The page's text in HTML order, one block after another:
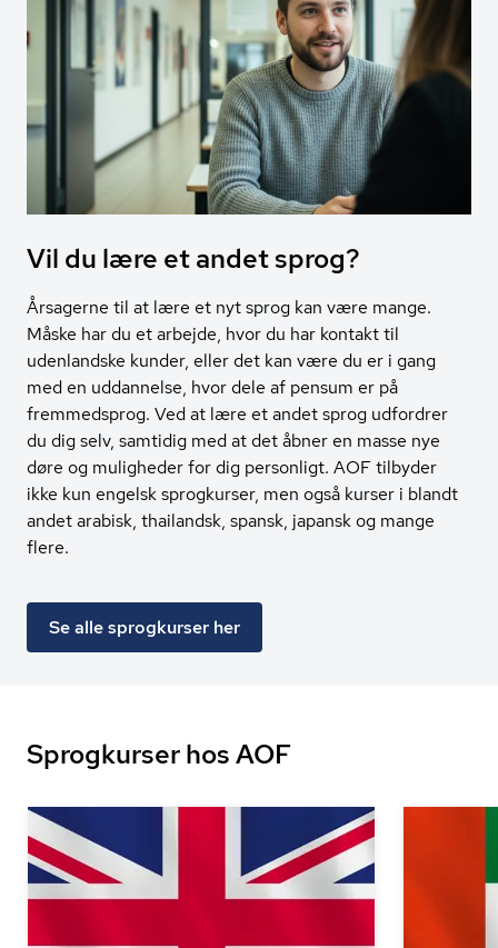
Vil du lære et andet sprog?
Årsagerne til at lære et nyt sprog kan være mange.
Måske har du et arbejde, hvor du har kontakt til
udenlandske kunder, eller det kan være du er i gang
med en uddannelse, hvor dele af pensum er på
fremmedsprog. Ved at lære et andet sprog udfordrer
du dig selv, samtidig med at det åbner en masse nye
døre og muligheder for dig personligt. AOF tilbyder
ikke kun engelsk sprogkurser, men også kurser i blandt
andet arabisk, thailandsk, spansk, japansk og mange
flere.
Se alle sprogkurser her
Sprogkurser hos AOF